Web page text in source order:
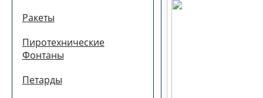
Ракеты
Пиротехнические
Фонтаны
Петарды